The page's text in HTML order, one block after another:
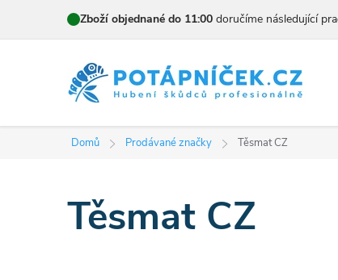
Zboží objednané do 11:00 doručíme následující
Domů Prodávané značky Těsmat CZ
Těsmat CZ